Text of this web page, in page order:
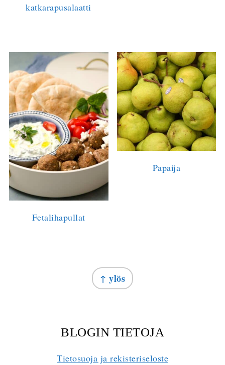
katkarapusalaatti
Fetalihapullat
Papaija
↑ ylös
BLOGIN TIETOJA
Tietosuoja ja rekisteriseloste